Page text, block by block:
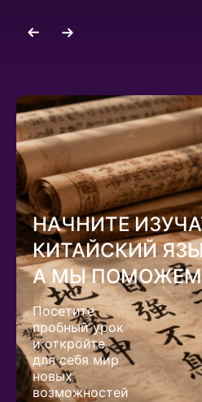
НАЧНИТЕ
КИТАЙСКИЙ
А МЫ ПОМОЖЕМ
Посетите
пробный урок
и откройте
для себя мир
новых
возможностей